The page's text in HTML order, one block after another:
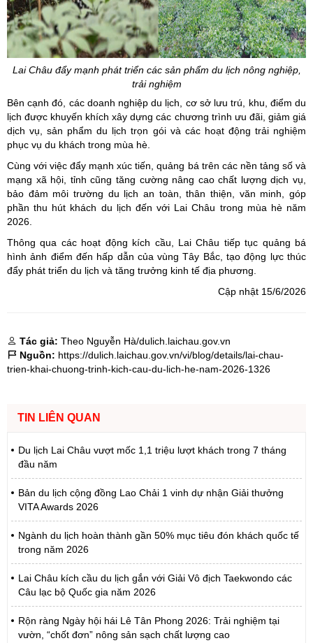
Lai Châu đẩy mạnh phát triển các sản phẩm du lịch nông nghiệp,
trải nghiệm
Bên cạnh đó, các doanh nghiệp du lịch, cơ sở lưu trú, khu, điểm du
lịch được khuyến khích xây dựng các chương trình ưu đãi, giảm giá
dịch vụ, sản phẩm du lịch trọn gói và các hoạt động trải nghiệm
phục vụ du khách trong mùa hè.
Cùng với việc đẩy mạnh xúc tiến, quảng bá trên các nền tảng số và
mạng xã hội, tỉnh cũng tăng cường nâng cao chất lượng dịch vụ,
bảo đảm môi trường du lịch an toàn, thân thiện, văn minh, góp
phần thu hút khách du lịch đến với Lai Châu trong mùa hè năm
2026.
Thông qua các hoạt động kích cầu, Lai Châu tiếp tục quảng bá
hình ảnh điểm đến hấp dẫn của vùng Tây Bắc, tạo động lực thúc
đẩy phát triển du lịch và tăng trưởng kinh tế địa phương.
Cập nhật 15/6/2026
Tác giả: Theo Nguyễn Hà/dulich.laichau.gov.vn
Nguồn: https://dulich.laichau.gov.vn/vi/blog/details/lai-chau-
trien-khai-chuong-trinh-kich-cau-du-lich-he-nam-2026-1326
TIN LIÊN QUAN
Du lịch Lai Châu vượt mốc 1,1 triệu lượt khách trong 7 tháng
đầu năm
Bản du lịch cộng đồng Lao Chải 1 vinh dự nhận Giải thưởng
VITA Awards 2026
Ngành du lịch hoàn thành gần 50% mục tiêu đón khách quốc tế
trong năm 2026
Lai Châu kích cầu du lịch gắn với Giải Vô địch Taekwondo các
Câu lạc bộ Quốc gia năm 2026
Rộn ràng Ngày hội hái Lê Tân Phong 2026: Trải nghiệm tại
vườn, “chốt đơn” nông sản sạch chất lượng cao